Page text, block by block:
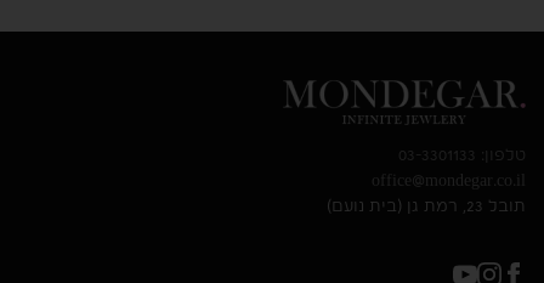
טלפון: 03-3301133
office@mondegar.co.il
תובל 23, רמת גן (בית נועם)